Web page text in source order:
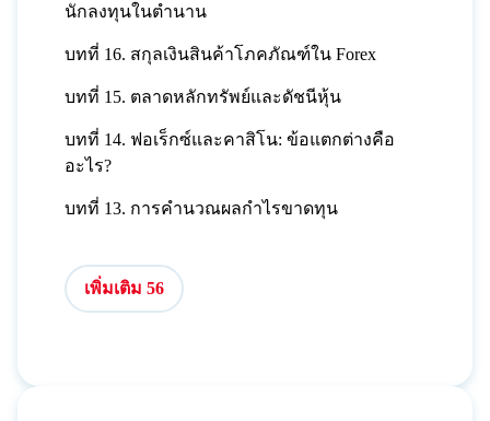
นักลงทุนในตำนาน
บทที่ 16. สกุลเงินสินค้าโภคภัณฑ์ใน Forex
บทที่ 15. ตลาดหลักทรัพย์และดัชนีหุ้น
บทที่ 14. ฟอเร็กซ์และคาสิโน: ข้อแตกต่างคือ
อะไร?
บทที่ 13. การคำนวณผลกำไรขาดทุน
เพิ่มเติม 56